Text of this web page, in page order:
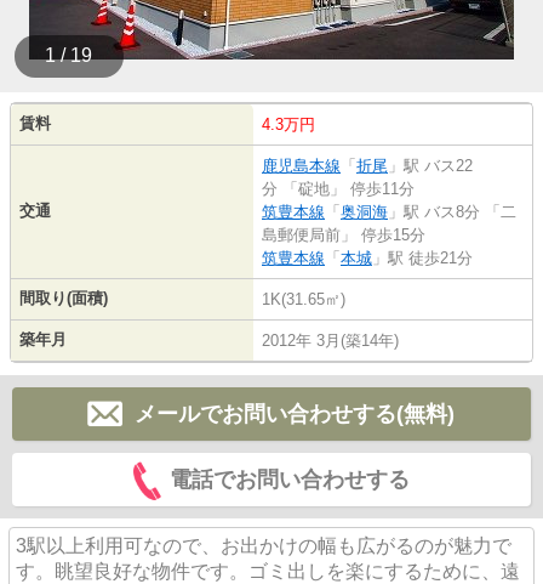
1 / 19
賃料 4.3万円
交通
鹿児島本線 「 折尾 」駅 バス22
分 「碇地」 停歩11分
筑豊本線 「 奥洞海 」駅 バス8分 「二
島郵便局前」 停歩15分
筑豊本線 「 本城 」駅 徒歩21分
間取り(面積) 1K(31.65㎡)
築年月 2012年 3月(築14年)
メールでお問い合わせする(無料)
電話でお問い合わせする
3駅以上利用可なので、お出かけの幅も広がるのが魅力で
す。眺望良好な物件です。ゴミ出しを楽にするために、遠